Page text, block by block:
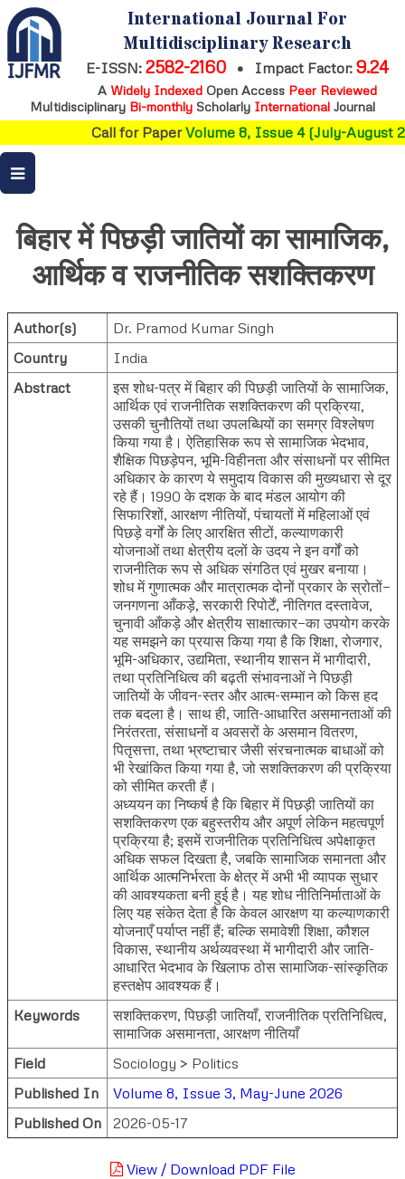
International Journal For
Multidisciplinary Research
E-ISSN: 2582-2160 • Impact Factor: 9.24
A Widely IndexedOpen Access Peer Reviewed
Multidisciplinary Bi-monthly Scholarly International Journal
Call for PaperVolume 8, Issue 4 (July-August
बिहार में पिछड़ी जातियों का सामाजिक,
आर्थिक व राजनीतिक सशक्तिकरण
Author(s)
Dr. Pramod Kumar Singh
Country
India
Abstract
इस शोध-पत्र में बिहार की पिछड़ी जातियों के सामाजिक,
आर्थिक एवं राजनीतिक सशक्तिकरण की प्रक्रिया,
उसकी चुनौतियों तथा उपलब्धियों का समग्र विश्लेषण
किया गया है। ऐतिहासिक रूप से सामाजिक भेदभाव,
शैक्षिक पिछड़ेपन, भूमि-विहीनता और संसाधनों पर सीमित
अधिकार के कारण ये समुदाय विकास की मुख्यधारा से दूर
रहे हैं। 1990 के दशक के बाद मंडल आयोग की
सिफारिशों, आरक्षण नीतियों, पंचायतों में महिलाओं एवं
पिछड़े वर्गों के लिए आरक्षित सीटों, कल्याणकारी
योजनाओं तथा क्षेत्रीय दलों के उदय ने इन वर्गों को
राजनीतिक रूप से अधिक संगठित एवं मुखर बनाया।
शोध में गुणात्मक और मात्रात्मक दोनों प्रकार के स्रोतों—
जनगणना आँकड़े, सरकारी रिपोर्टें, नीतिगत दस्तावेज,
चुनावी आँकड़े और क्षेत्रीय साक्षात्कार—का उपयोग करके
यह समझने का प्रयास किया गया है कि शिक्षा, रोजगार,
भूमि-अधिकार, उद्यमिता, स्थानीय शासन में भागीदारी,
तथा प्रतिनिधित्व की बढ़ती संभावनाओं ने पिछड़ी
जातियों के जीवन-स्तर और आत्म-सम्मान को किस हद
तक बदला है। साथ ही, जाति-आधारित असमानताओं की
निरंतरता, संसाधनों व अवसरों के असमान वितरण,
पितृसत्ता, तथा भ्रष्टाचार जैसी संरचनात्मक बाधाओं को
भी रेखांकित किया गया है, जो सशक्तिकरण की प्रक्रिया
को सीमित करती हैं।
अध्ययन का निष्कर्ष है कि बिहार में पिछड़ी जातियों का
सशक्तिकरण एक बहुस्तरीय और अपूर्ण लेकिन महत्वपूर्ण
प्रक्रिया है; इसमें राजनीतिक प्रतिनिधित्व अपेक्षाकृत
अधिक सफल दिखता है, जबकि सामाजिक समानता और
आर्थिक आत्मनिर्भरता के क्षेत्र में अभी भी व्यापक सुधार
की आवश्यकता बनी हुई है। यह शोध नीतिनिर्माताओं के
लिए यह संकेत देता है कि केवल आरक्षण या कल्याणकारी
योजनाएँ पर्याप्त नहीं हैं; बल्कि समावेशी शिक्षा, कौशल
विकास, स्थानीय अर्थव्यवस्था में भागीदारी और जाति-
आधारित भेदभाव के खिलाफ ठोस सामाजिक-सांस्कृतिक
हस्तक्षेप आवश्यक हैं।
Keywords
सशक्तिकरण, पिछड़ी जातियाँ, राजनीतिक प्रतिनिधित्व,
सामाजिक असमानता, आरक्षण नीतियाँ
Field
Sociology > Politics
Published In
Volume 8, Issue 3, May-June 2026
Published On
2026-05-17
View / Download PDF File